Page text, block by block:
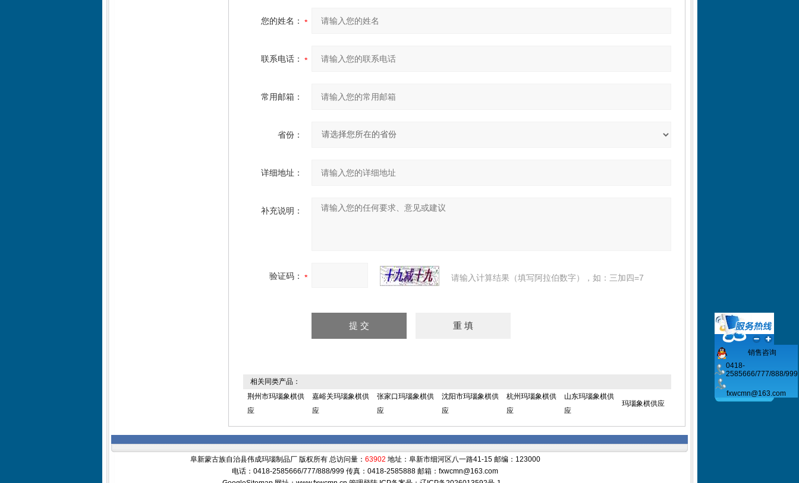
销售咨询
0418-
2585666/777/888/999
fxwcmn@163.com
您的姓名：
联系电话：
常用邮箱：
省份：
详细地址：
补充说明：
验证码： 请输入计算结果（填写阿拉伯数字），如：三加四=7
相关同类产品：
荆州市玛瑙象棋供
应
嘉峪关玛瑙象棋供
应
张家口玛瑙象棋供
应
沈阳市玛瑙象棋供
应
杭州玛瑙象棋供
应
山东玛瑙象棋供
应
玛瑙象棋供应
阜新蒙古族自治县伟成玛瑙制品厂 版权所有 总访问量： 63902 地址：阜新市细河区八一路41-15 邮编：123000
电话：0418-2585666/777/888/999 传真：0418-2585888 邮箱： fxwcmn@163.com